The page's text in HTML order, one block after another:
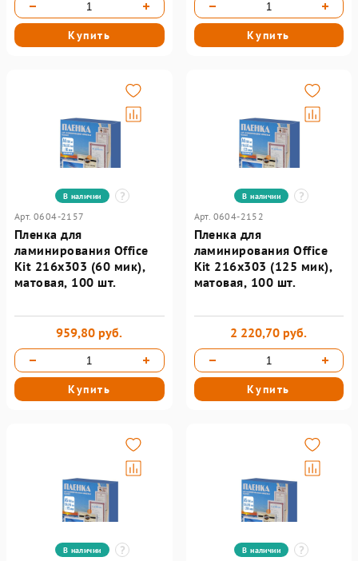
Купить Купить
В наличии
Арт. 0604-2157
Пленка для
ламинирования Office
Kit 216х303 (60 мик),
матовая, 100 шт.
959,80 руб.
Купить
В наличии
Арт. 0604-2152
Пленка для
ламинирования Office
Kit 216х303 (125 мик),
матовая, 100 шт.
2 220,70 руб.
Купить
В наличии В наличии